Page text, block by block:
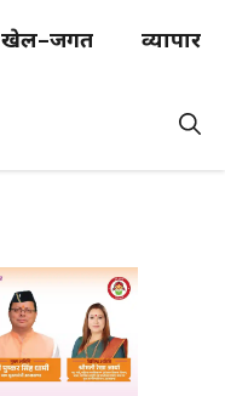
खेल–जगत व्यापार